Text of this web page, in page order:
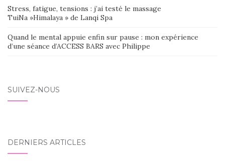
Stress, fatigue, tensions : j’ai testé le massage
TuiNa »Himalaya » de Lanqi Spa
Quand le mental appuie enfin sur pause : mon expérience
d’une séance d’ACCESS BARS avec Philippe
SUIVEZ-NOUS
DERNIERS ARTICLES